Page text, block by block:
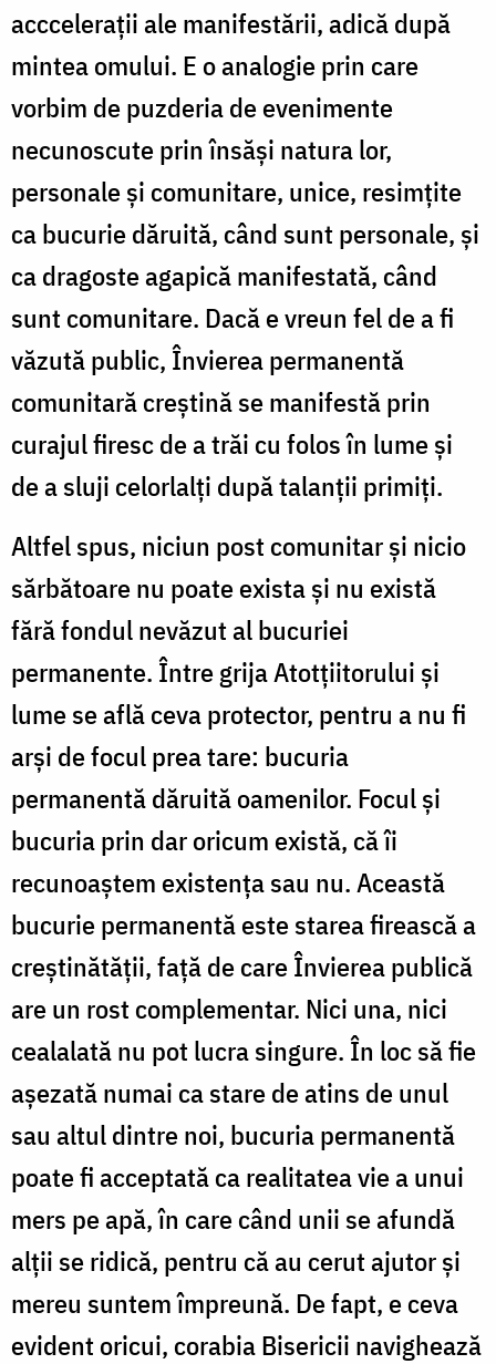
acccelerații ale manifestării, adică după
mintea omului. E o analogie prin care
vorbim de puzderia de evenimente
necunoscute prin însăși natura lor,
personale și comunitare, unice, resimțite
ca bucurie dăruită, când sunt personale, și
ca dragoste agapică manifestată, când
sunt comunitare. Dacă e vreun fel de a fi
văzută public, Învierea permanentă
comunitară creștină se manifestă prin
curajul firesc de a trăi cu folos în lume și
de a sluji celorlalți după talanții primiți.
Altfel spus, niciun post comunitar și nicio
sărbătoare nu poate exista și nu există
fără fondul nevăzut al bucuriei
permanente. Între grija Atotțiitorului și
lume se află ceva protector, pentru a nu fi
arși de focul prea tare: bucuria
permanentă dăruită oamenilor. Focul și
bucuria prin dar oricum există, că îi
recunoaștem existența sau nu. Această
bucurie permanentă este starea firească a
creștinătății, față de care Învierea publică
are un rost complementar. Nici una, nici
cealalată nu pot lucra singure. În loc să fie
așezată numai ca stare de atins de unul
sau altul dintre noi, bucuria permanentă
poate fi acceptată ca realitatea vie a unui
mers pe apă, în care când unii se afundă
alții se ridică, pentru că au cerut ajutor și
mereu suntem împreună. De fapt, e ceva
evident oricui, corabia Bisericii navighează